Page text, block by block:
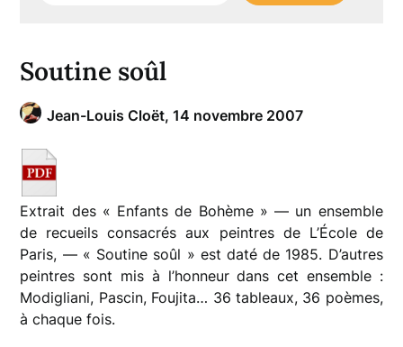
Soutine soûl
Jean-Louis Cloët,14 novembre 2007
Extrait des « Enfants de Bohème » — un ensemble
de recueils consacrés aux peintres de L’École de
Paris, — « Soutine soûl » est daté de 1985. D’autres
peintres sont mis à l’honneur dans cet ensemble :
Modigliani, Pascin, Foujita… 36 tableaux, 36 poèmes,
à chaque fois.